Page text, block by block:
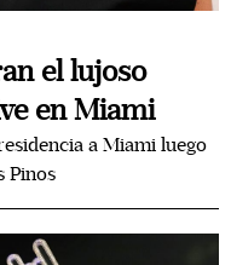
el lujoso
en Miami
a Miami luego
Pinos